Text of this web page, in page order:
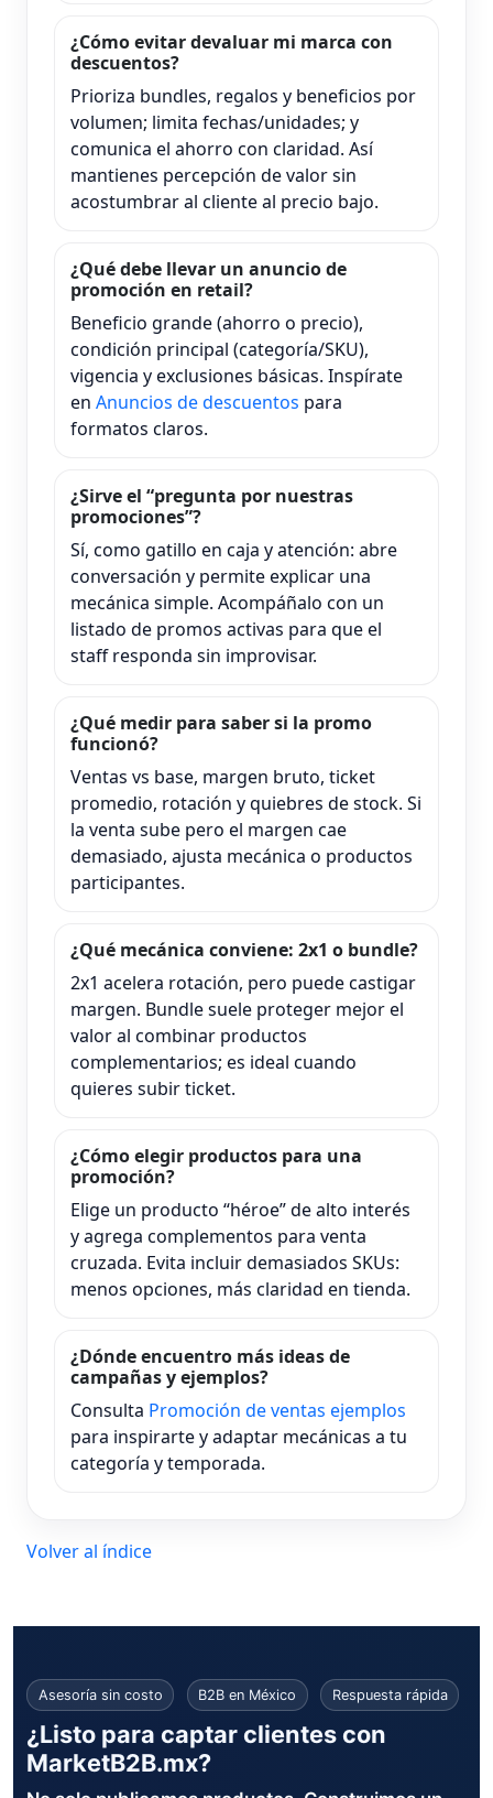
¿Cómo evitar devaluar mi marca con
descuentos?
Prioriza bundles, regalos y beneficios por
volumen; limita fechas/unidades; y
comunica el ahorro con claridad. Así
mantienes percepción de valor sin
acostumbrar al cliente al precio bajo.
¿Qué debe llevar un anuncio de
promoción en retail?
Beneficio grande (ahorro o precio),
condición principal (categoría/SKU),
vigencia y exclusiones básicas. Inspírate
en Anuncios de descuentos para
formatos claros.
¿Sirve el “pregunta por nuestras
promociones”?
Sí, como gatillo en caja y atención: abre
conversación y permite explicar una
mecánica simple. Acompáñalo con un
listado de promos activas para que el
staff responda sin improvisar.
¿Qué medir para saber si la promo
funcionó?
Ventas vs base, margen bruto, ticket
promedio, rotación y quiebres de stock. Si
la venta sube pero el margen cae
demasiado, ajusta mecánica o productos
participantes.
¿Qué mecánica conviene: 2x1 o bundle?
2x1 acelera rotación, pero puede castigar
margen. Bundle suele proteger mejor el
valor al combinar productos
complementarios; es ideal cuando
quieres subir ticket.
¿Cómo elegir productos para una
promoción?
Elige un producto “héroe” de alto interés
y agrega complementos para venta
cruzada. Evita incluir demasiados SKUs:
menos opciones, más claridad en tienda.
¿Dónde encuentro más ideas de
campañas y ejemplos?
Consulta Promoción de ventas ejemplos
para inspirarte y adaptar mecánicas a tu
categoría y temporada.
Volver al índice
Asesoría sin costo B2B en México Respuesta rápida
¿Listo para captar clientes con
MarketB2B.mx?